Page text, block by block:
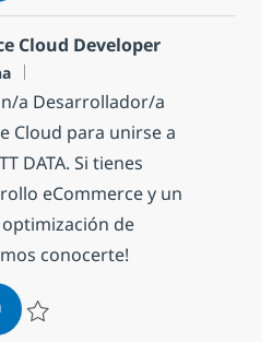
Cloud Developer
a Desarrollador/a
Cloud para unirse a
DATA. Si tienes
eCommerce y un
de
conocerte!
Salesforce Commerce Cloud